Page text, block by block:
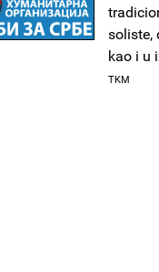
soliste,
kao i u
TKM